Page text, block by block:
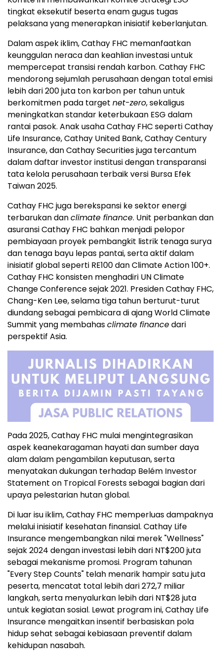
tingkat eksekutif beserta enam gugus tugas
pelaksana yang menerapkan inisiatif keberlanjutan.
Dalam aspek iklim, Cathay FHC memanfaatkan
keunggulan neraca dan keahlian investasi untuk
mempercepat transisi rendah karbon. Cathay FHC
mendorong sejumlah perusahaan dengan total emisi
lebih dari 200 juta ton karbon per tahun untuk
berkomitmen pada target net-zero, sekaligus
meningkatkan standar keterbukaan ESG dalam
rantai pasok. Anak usaha Cathay FHC seperti Cathay
Life Insurance, Cathay United Bank, Cathay Century
Insurance, dan Cathay Securities juga tercantum
dalam daftar investor institusi dengan transparansi
tata kelola perusahaan terbaik versi Bursa Efek
Taiwan 2025.
Cathay FHC juga berekspansi ke sektor energi
terbarukan danclimate finance. Unit perbankan dan
asuransi Cathay FHC bahkan menjadi pelopor
pembiayaan proyek pembangkit listrik tenaga surya
dan tenaga bayu lepas pantai, serta aktif dalam
inisiatif global seperti RE100 dan Climate Action 100+.
Cathay FHC konsisten menghadiri UN Climate
Change Conference sejak 2021. Presiden Cathay FHC,
Chang-Ken Lee, selama tiga tahun berturut-turut
diundang sebagai pembicara di ajang World Climate
Summit yang membahasclimate financedari
perspektif Asia.
Pada 2025, Cathay FHC mulai mengintegrasikan
aspek keanekaragaman hayati dan sumber daya
alam dalam pengambilan keputusan, serta
menyatakan dukungan terhadap Belém Investor
Statement on Tropical Forests sebagai bagian dari
upaya pelestarian hutan global.
Di luar isu iklim, Cathay FHC memperluas dampaknya
melalui inisiatif kesehatan finansial. Cathay Life
Insurance mengembangkan nilai merek "Wellness"
sejak 2024 dengan investasi lebih dari NT$200 juta
sebagai mekanisme promosi. Program tahunan
"Every Step Counts" telah menarik hampir satu juta
peserta, mencatat total lebih dari 272,7 miliar
langkah, serta menyalurkan lebih dari NT$28 juta
untuk kegiatan sosial. Lewat program ini, Cathay Life
Insurance mengaitkan insentif berbasiskan pola
hidup sehat sebagai kebiasaan preventif dalam
kehidupan nasabah.